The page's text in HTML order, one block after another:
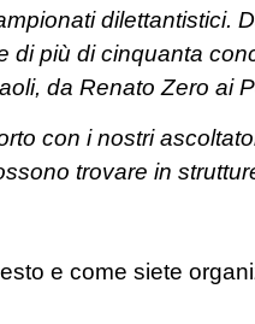
dilettantistici.
di più di cinquanta
da Renato Zero ai
con i nostri
trovare in
e come siete